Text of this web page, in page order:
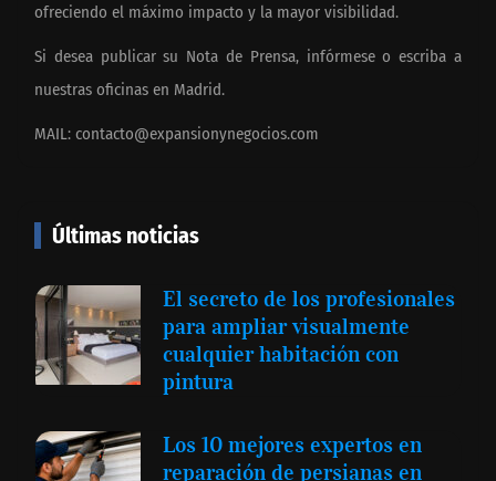
ofreciendo el máximo impacto y la mayor visibilidad.
Si desea publicar su Nota de Prensa, infórmese o escriba a
nuestras oficinas en Madrid.
MAIL: contacto@expansionynegocios.com
Últimas noticias
El secreto de los profesionales
para ampliar visualmente
cualquier habitación con
pintura
Los 10 mejores expertos en
reparación de persianas en